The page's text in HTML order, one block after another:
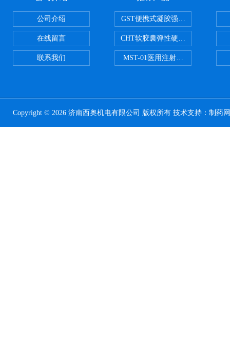
公司介绍
在线留言
联系我们
GST便携式凝胶强度测定仪
CHT软胶囊弹性硬度测试仪
MST-01医用注射器测试仪
Copyright © 2026 济南西奥机电有限公司 版权所有 技术支持： 制药网